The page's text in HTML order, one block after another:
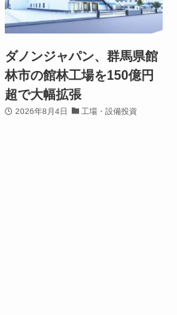
ダノンジャパン、群馬県館
林市の館林工場を150億円
超で大幅拡張
2026年8月4日 工場・設備投資